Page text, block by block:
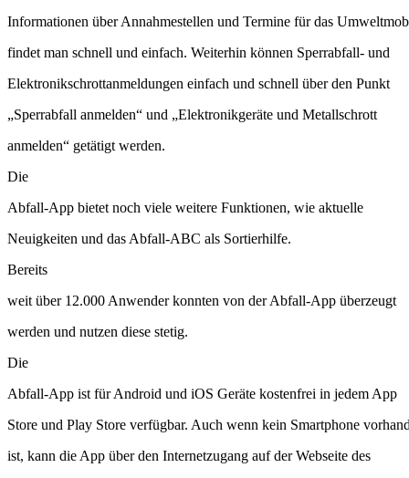
Informationen über Annahmestellen und Termine für das
findet man schnell und einfach. Weiterhin können Sperrabfall- und
Elektronikschrottanmeldungen einfach und schnell über den Punkt
„Sperrabfall anmelden“ und „Elektronikgeräte und Metallschrott
anmelden“ getätigt werden.
Die
Abfall-App bietet noch viele weitere Funktionen, wie aktuelle
Neuigkeiten und das Abfall-ABC als Sortierhilfe.
Bereits
weit über 12.000 Anwender konnten von der Abfall-App überzeugt
werden und nutzen diese stetig.
Die
Abfall-App ist für Android und iOS Geräte kostenfrei in jedem App
Store und Play Store verfügbar. Auch wenn kein Smartphone
ist, kann die App über den Internetzugang auf der Webseite des